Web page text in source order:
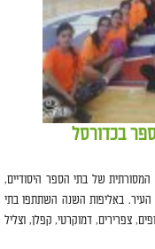
בכדורסל
המסורתית של בתי הספר היסודיים,
העיר. באליפות השנה השתתפו בתי
צפרירים, דמוקרטי, קפלן, וצליל